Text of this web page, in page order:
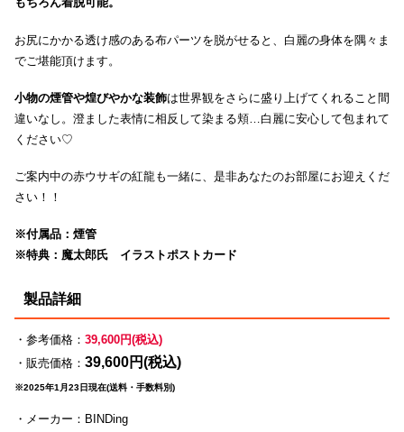
お尻にかかる透け感のある布パーツを脱がせると、白麗の身体を隅々ま
でご堪能頂けます。
小物の煙管や煌びやかな装飾は世界観をさらに盛り上げてくれること間
違いなし。澄ました表情に相反して染まる頬…白麗に安心して包まれて
ください♡
ご案内中の赤ウサギの紅龍も一緒に、是非あなたのお部屋にお迎えくだ
さい！！
※付属品：煙管
※特典：魔太郎氏 イラストポストカード
製品詳細
・参考価格： 39,600円(税込)
・販売価格： 39,600円(税込)
※2025年1月23日現在(送料・手数料別)
・メーカー：BINDing